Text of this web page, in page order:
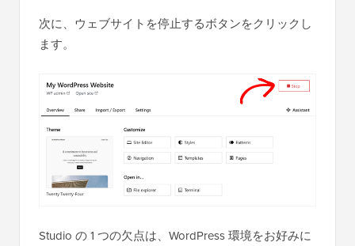
次に、ウェブサイトを停止するボタンをクリックし
ます。
Studio の 1 つの欠点は、WordPress 環境をお好みに